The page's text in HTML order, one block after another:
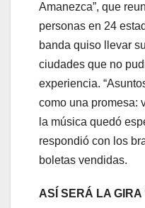
Amanezca”, que
personas en 24
banda quiso llevar
ciudades que no
experiencia.
como una promesa:
la música quedó
respondió con los
boletas vendidas.
ASÍ SERÁ LA GIRA